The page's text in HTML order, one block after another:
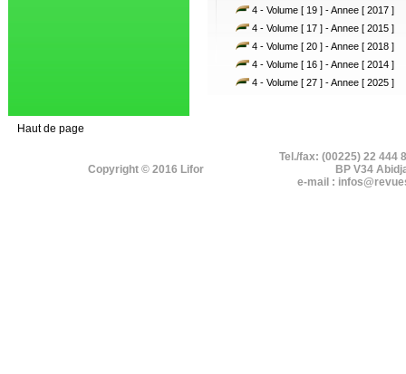
4 - Volume [ 19 ] - Annee [ 2017 ]
4 - Volume [ 17 ] - Annee [ 2015 ]
4 - Volume [ 20 ] - Annee [ 2018 ]
4 - Volume [ 16 ] - Annee [ 2014 ]
4 - Volume [ 27 ] - Annee [ 2025 ]
Haut de page
Copyright © 2016 Lifor
Tel./fax: (00225) 22 444
BP V34
e-mail :